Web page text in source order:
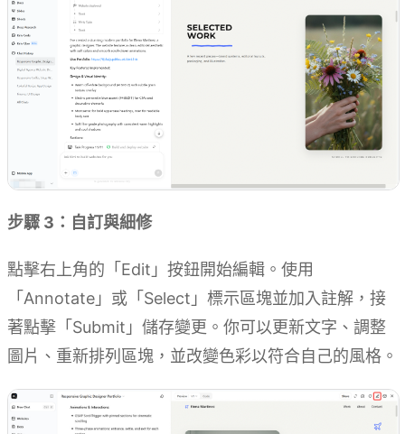
步驟 3：自訂與細修
點擊右上角的「Edit」按鈕開始編輯。使用
「Annotate」或「Select」標示區塊並加入註解，接
著點擊「Submit」儲存變更。你可以更新文字、調整
圖片、重新排列區塊，並改變色彩以符合自己的風格。